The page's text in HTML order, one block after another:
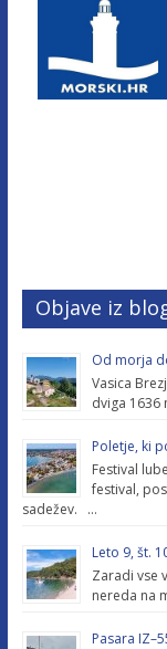
Objave iz
Od morja
Vasica
dviga
Poletje, ki
Festival
festival,
sadežev. …
Leto 9, št.
Zaradi vse
nereda na
Pasara